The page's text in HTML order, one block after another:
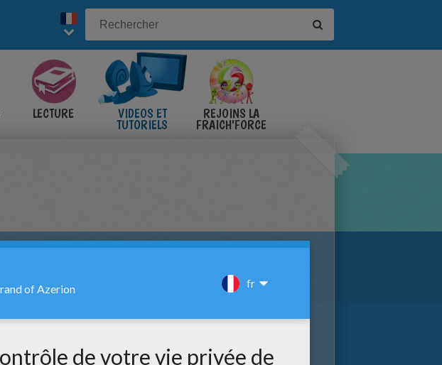
LECTURE VIDÉOS ET
TUTORIELS
REJOINS LA
FRAICH'FORCE